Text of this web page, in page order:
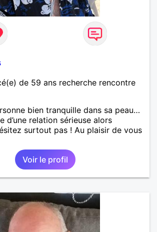
de 59 ans recherche rencontre
bien tranquille dans sa peau…
d’une relation sérieuse alors
surtout pas ! Au plaisir de vous
Voir le profil